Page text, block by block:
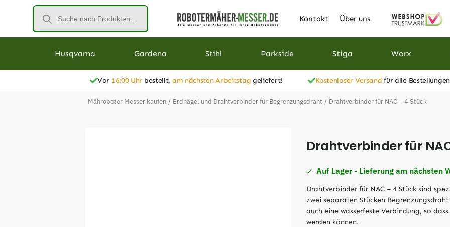
Kontakt Über uns
Husqvarna Gardena Stihl Parkside Stiga Worx
Vor 16:00 Uhr bestellt, am nächsten Arbeitstag geliefert! Kostenloser Versand für alle
Mähroboter Messer kaufen / Erdnägel und Drahtverbinder für Begrenzungsdraht / Drahtverbinder für NAC – 4 Stück
Drahtverbinder für
Auf Lager - Lieferung am nächsten
Drahtverbinder für NAC – 4 Stück sind
zwei separaten Stücken
auch eine wasserfeste Verbindung, so
werden können.